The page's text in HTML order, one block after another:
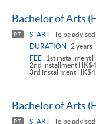
Bachelor of Arts
PT START To be advised
DURATION
2 years
FEE
1st installment
2nd installment
3rd installment
Bachelor of Arts
PT START To be advised